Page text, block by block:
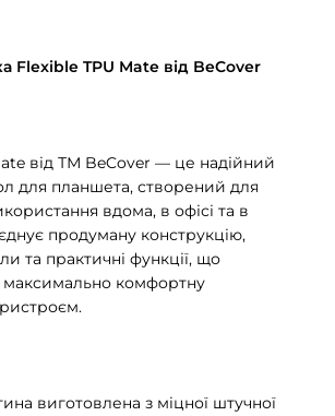
Flexible TPU Mate від BeCover
від ТМ BeCover — це надійний
для планшета, створений для
вдома, в офісі та в
продуману конструкцію,
та практичні функції, що
максимально комфортну
виготовлена з міцної штучної